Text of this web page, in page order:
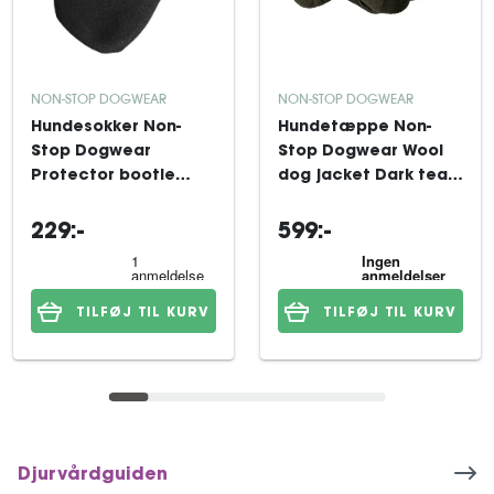
NON-STOP DOGWEAR
Hundesokker Non-
Stop Dogwear
Protector bootie
229:-
TILFØJ TIL KURV
NON-STOP DOGWEAR
Hundetæppe Non-
Stop Dogwear Wool
dog jacket Dark teal
599:-
TILFØJ TIL KURV
Djurvårdguiden